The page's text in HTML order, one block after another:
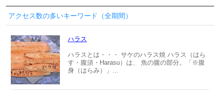
アクセス数の多いキーワード（全期間）
ハラス
ハラスとは・・・ サケのハラス焼 ハラス（はら
す・腹須・Harasu）は、 魚の腹の部分。「※腹
身（はらみ）」...